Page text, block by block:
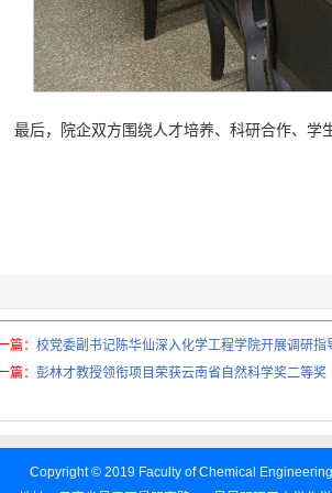
最后，院企双方围绕人才培养、科研合作、学
篇： 校党委副书记陈华仙深入化学工程学院开展调研指
篇： 彭林才教授领衔项目荣获云南省自然科学奖二等奖
Copyright © 2019 Faculty of Chemical